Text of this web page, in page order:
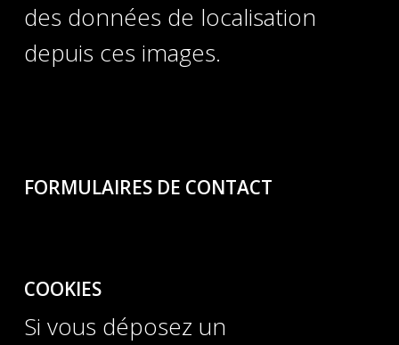
des données de localisation
depuis ces images.
FORMULAIRES DE CONTACT
COOKIES
Si vous déposez un